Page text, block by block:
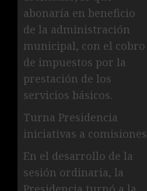
abonaría en beneficio
de la administración
municipal, con el cobro
de impuestos por la
prestación de los
servicios básicos.
Turna Presidencia
iniciativas a comisiones
En el desarrollo de la
sesión ordinaria, la